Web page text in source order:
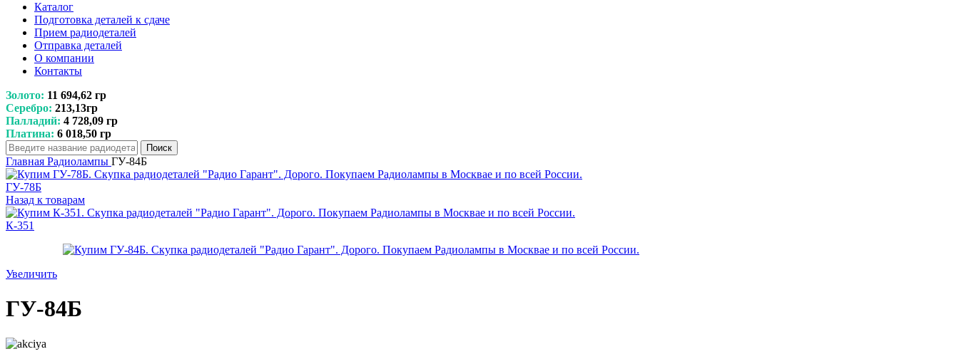
Каталог
Подготовка деталей к сдаче
Прием радиодеталей
Отправка деталей
О компании
Контакты
Золото: 11 694,62 гр
Серебро: 213,13гр
Палладий: 4 728,09 гр
Платина: 6 018,50 гр
Поиск
Главная Радиолампы ГУ-84Б
ГУ-78Б
Назад к товарам
К-351
Увеличить
ГУ-84Б